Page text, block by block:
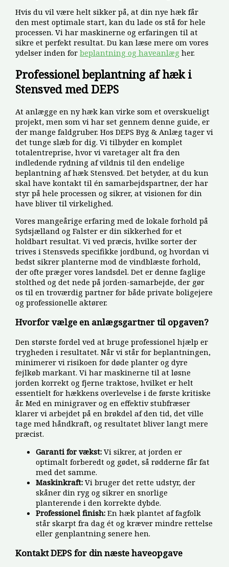
Hvis du vil være helt sikker på, at din nye hæk får
den mest optimale start, kan du lade os stå for hele
processen. Vi har maskinerne og erfaringen til at
sikre et perfekt resultat. Du kan læse mere om vores
ydelser inden forbeplantning og haveanlæg her.
Professionel beplantning af hæk i
Stensved med DEPS
At anlægge en ny hæk kan virke som et overskueligt
projekt, men som vi har set gennem denne guide, er
der mange faldgruber. Hos DEPS Byg & Anlæg tager vi
det tunge slæb for dig. Vi tilbyder en komplet
totalentreprise, hvor vi varetager alt fra den
indledende rydning af vildnis til den endelige
beplantning af hæk Stensved. Det betyder, at du kun
skal have kontakt til én samarbejdspartner, der har
styr på hele processen og sikrer, at visionen for din
have bliver til virkelighed.
Vores mangeårige erfaring med de lokale forhold på
Sydsjælland og Falster er din sikkerhed for et
holdbart resultat. Vi ved præcis, hvilke sorter der
trives i Stensveds specifikke jordbund, og hvordan vi
bedst sikrer planterne mod de vindblæste forhold,
der ofte præger vores landsdel. Det er denne faglige
stolthed og det nede på jorden-samarbejde, der gør
os til en troværdig partner for både private boligejere
og professionelle aktører.
Hvorfor vælge en anlægsgartner til opgaven?
Den største fordel ved at bruge professionel hjælp er
trygheden i resultatet. Når vi står for beplantningen,
minimerer vi risikoen for døde planter og dyre
fejlkøb markant. Vi har maskinerne til at løsne
jorden korrekt og fjerne traktose, hvilket er helt
essentielt for hækkens overlevelse i de første kritiske
år. Med en minigraver og en effektiv stubfræser
klarer vi arbejdet på en brøkdel af den tid, det ville
tage med håndkraft, og resultatet bliver langt mere
præcist.
Garanti for vækst: Vi sikrer, at jorden er
optimalt forberedt og gødet, så rødderne får fat
med det samme.
Maskinkraft: Vi bruger det rette udstyr, der
skåner din ryg og sikrer en snorlige
planterende i den korrekte dybde.
Professionel finish: En hæk plantet af fagfolk
står skarpt fra dag ét og kræver mindre rettelse
eller genplantning senere hen.
Kontakt DEPS for din næste haveopgave